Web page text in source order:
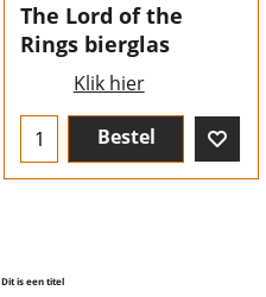
The Lord of the
Rings bierglas
Klik hier
Bestel
Dit is een titel